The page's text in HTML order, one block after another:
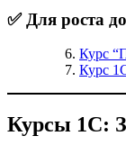
✅ Для роста
Курс
Курс
Курсы 1С: